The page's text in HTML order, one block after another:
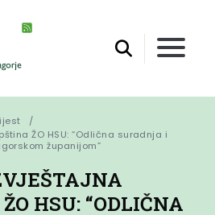
ŽO HSU: “Odlična suradnja i
županijom”
HSU: “ODLIČNA